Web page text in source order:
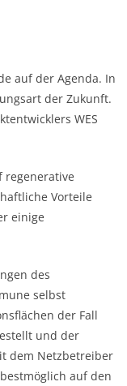
auf der Agenda. In
der Zukunft.
WES
regenerative
Vorteile
einige
des
selbst
der Fall
und der
dem Netzbetreiber
auf den